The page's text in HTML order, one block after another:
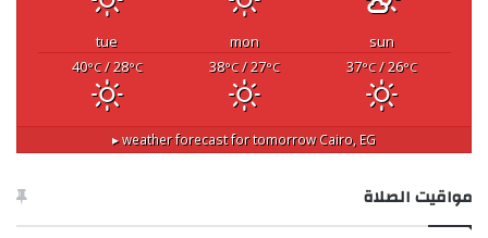
sun
mon
tue
37°C/ 26°C
38°C/ 27°C
40°C/ 28°C
Cairo, EG
weather forecast for tomorrow ▸
مواقيت الصلاة